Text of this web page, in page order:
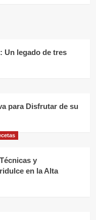
Un legado de tres
para Disfrutar de su
y
en la Alta